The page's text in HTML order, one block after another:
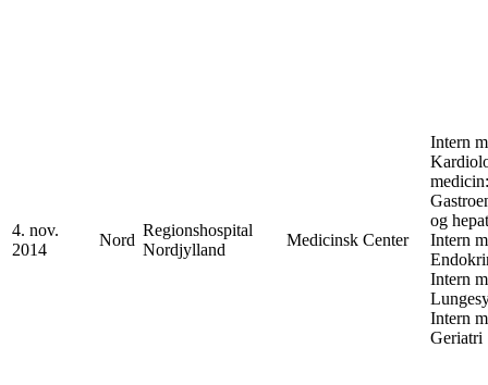
4. nov.
2014
Nord
Regionshospital
Nordjylland
Medicinsk Center
Intern
medicin:
og
Intern
Intern
Intern
Geriatri